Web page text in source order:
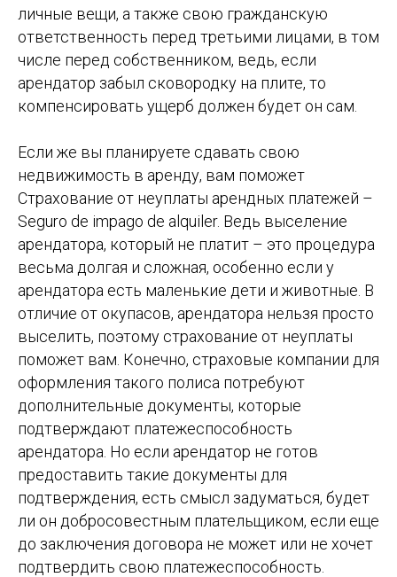
личные вещи, а также свою гражданскую
ответственность перед третьими лицами, в том
числе перед собственником, ведь, если
арендатор забыл сковородку на плите, то
компенсировать ущерб должен будет он сам.
Если же вы планируете сдавать свою
недвижимость в аренду, вам поможет
Страхование от неуплаты арендных платежей –
Seguro de impago de alquiler. Ведь выселение
арендатора, который не платит – это процедура
весьма долгая и сложная, особенно если у
арендатора есть маленькие дети и животные. В
отличие от окупасов, арендатора нельзя просто
выселить, поэтому страхование от неуплаты
поможет вам. Конечно, страховые компании для
оформления такого полиса потребуют
дополнительные документы, которые
подтверждают платежеспособность
арендатора. Но если арендатор не готов
предоставить такие документы для
подтверждения, есть смысл задуматься, будет
ли он добросовестным плательщиком, если еще
до заключения договора не может или не хочет
подтвердить свою платежеспособность.